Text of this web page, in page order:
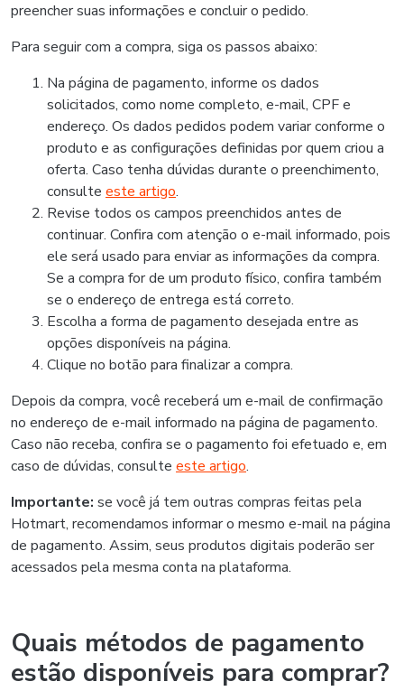
preencher suas informações e concluir o pedido.
Para seguir com a compra, siga os passos abaixo:
Na página de pagamento, informe os dados
solicitados, como nome completo, e-mail, CPF e
endereço. Os dados pedidos podem variar conforme o
produto e as configurações definidas por quem criou a
oferta. Caso tenha dúvidas durante o preenchimento,
consulte este artigo.
Revise todos os campos preenchidos antes de
continuar. Confira com atenção o e-mail informado, pois
ele será usado para enviar as informações da compra.
Se a compra for de um produto físico, confira também
se o endereço de entrega está correto.
Escolha a forma de pagamento desejada entre as
opções disponíveis na página.
Clique no botão para finalizar a compra.
Depois da compra, você receberá um e-mail de confirmação
no endereço de e-mail informado na página de pagamento.
Caso não receba, confira se o pagamento foi efetuado e, em
caso de dúvidas, consulte este artigo.
Importante: se você já tem outras compras feitas pela
Hotmart, recomendamos informar o mesmo e-mail na página
de pagamento. Assim, seus produtos digitais poderão ser
acessados pela mesma conta na plataforma.
Quais métodos de pagamento
estão disponíveis para comprar?